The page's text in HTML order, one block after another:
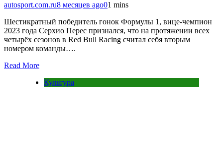
autosport.com.ru8 месяцев ago01 mins
Шестикратный победитель гонок Формулы 1, вице-чемпион
2023 года Серхио Перес признался, что на протяжении всех
четырёх сезонов в Red Bull Racing считал себя вторым
номером команды….
Read More
Культура